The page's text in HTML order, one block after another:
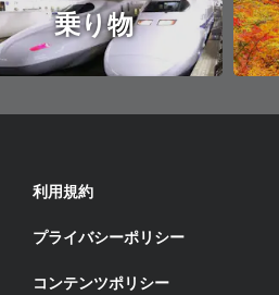
乗り物
利用規約
プライバシーポリシー
コンテンツポリシー